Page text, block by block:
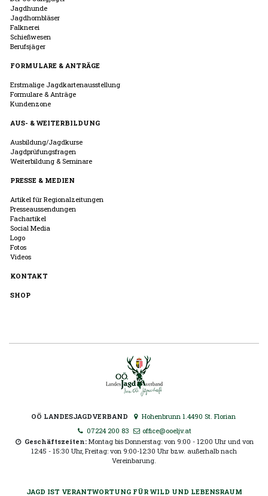
Jagdhunde
Jagdhornbläser
Falknerei
Schießwesen
Berufsjäger
FORMULARE & ANTRÄGE
Erstmalige Jagdkartenausstellung
Formulare & Anträge
Kundenzone
AUS- & WEITERBILDUNG
Ausbildung/Jagdkurse
Jagdprüfungsfragen
Weiterbildung & Seminare
PRESSE & MEDIEN
Artikel für Regionalzeitungen
Presseaussendungen
Fachartikel
Social Media
Logo
Fotos
Videos
KONTAKT
SHOP
OÖ LANDESJAGDVERBAND
Hohenbrunn 1.4490 St. Florian
07224 200 83
office@ooeljv.at
Geschäftszeiten: Montag bis Donnerstag: von 9:00 - 12:00 Uhr und von
12:45 - 15:30 Uhr, Freitag: von 9:00-12:30 Uhr bzw. außerhalb nach
Vereinbarung.
JAGD IST VERANTWORTUNG FÜR WILD UND LEBENSRAUM